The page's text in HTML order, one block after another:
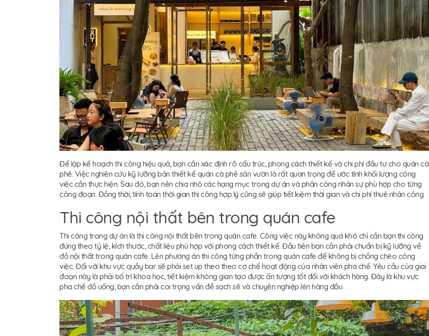
Để lập kế hoạch thi công hiệu quả, bạn cần xác định rõ cấu trúc, phong cách thiết kế và chi phí đầu tư cho quán cà
phê. Việc nghiên cứu kỹ lưỡng bản thiết kế quán cà phê sân vườn là rất quan trọng để ước tính khối lượng công
việc cần thực hiện. Sau đó, bạn nên chia nhỏ các hạng mục trong dự án và phân công nhân sự phù hợp cho từng
công đoạn. Đồng thời, tính toán thời gian thi công hợp lý cũng sẽ giúp tiết kiệm thời gian và chi phí thuê nhân công.
Thi công nội thất bên trong quán cafe
Thi công trong dự án là thi công nội thất bên trong quán cafe. Công việc này không quá khó chỉ cần bạn thi công
đúng theo tỷ lệ, kích thước, chất liệu phù hợp với phong cách thiết kế. Đầu tiên bạn cần phải chuẩn bị kỹ lưỡng về
đồ nội thất trong quán cafe. Lên phương án thi công từng phần trong quán cafe để không bị chồng chéo công
việc. Đối với khu vực quầy bar sẽ phải set up theo theo cơ chế hoạt động của nhân viên pha chế. Yêu cầu của giai
đoạn này là phải bố trí khoa học, tiết kiệm không gian tạo được ấn tượng tốt đối với khách hàng. Đây là khu vực
pha chế đồ uống, bạn cần phải coi trọng vấn đề sạch sẽ và chuyên nghiệp lên hàng đầu.